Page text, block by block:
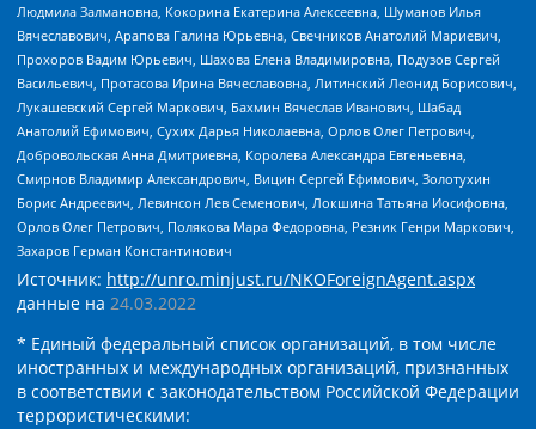
Людмила Залмановна, Кокорина Екатерина Алексеевна, Шуманов Илья
Вячеславович, Арапова Галина Юрьевна, Свечников Анатолий Мариевич,
Прохоров Вадим Юрьевич, Шахова Елена Владимировна, Подузов Сергей
Васильевич, Протасова Ирина Вячеславовна, Литинский Леонид Борисович,
Лукашевский Сергей Маркович, Бахмин Вячеслав Иванович, Шабад
Анатолий Ефимович, Сухих Дарья Николаевна, Орлов Олег Петрович,
Добровольская Анна Дмитриевна, Королева Александра Евгеньевна,
Смирнов Владимир Александрович, Вицин Сергей Ефимович, Золотухин
Борис Андреевич, Левинсон Лев Семенович, Локшина Татьяна Иосифовна,
Орлов Олег Петрович, Полякова Мара Федоровна, Резник Генри Маркович,
Захаров Герман Константинович
Источник: http://unro.minjust.ru/NKOForeignAgent.aspx
данные на 24.03.2022
* Единый федеральный список организаций, в том числе
иностранных и международных организаций, признанных
в соответствии с законодательством Российской Федерации
террористическими: